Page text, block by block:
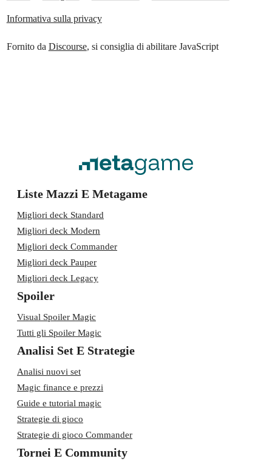
Informativa sulla privacy
Fornito da Discourse, si consiglia di abilitare JavaScript
Liste Mazzi E Metagame
Migliori deck Standard
Migliori deck Modern
Migliori deck Commander
Migliori deck Pauper
Migliori deck Legacy
Spoiler
Visual Spoiler Magic
Tutti gli Spoiler Magic
Analisi Set E Strategie
Analisi nuovi set
Magic finance e prezzi
Guide e tutorial magic
Strategie di gioco
Strategie di gioco Commander
Tornei E Community